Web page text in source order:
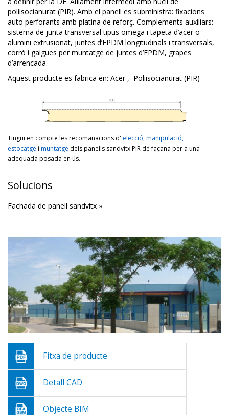
poliisocianurat (PIR). Amb el panell es subministra: fixacions
auto perforants amb platina de reforç. Complements auxiliars:
sistema de junta transversal tipus omega i tapeta d’acer o
alumini extrusionat, juntes d’EPDM longitudinals i transversals,
corró i galgues per muntatge de juntes d’EPDM, grapes
d’arrencada.
Aquest producte es fabrica en: Acer, Poliisocianurat (PIR)
Tingui en compte les recomanacions d' elecció,manipulació,
estocatge i muntatge dels panells sandvitx PIR de façana per a una
adequada posada en ús.
Solucions
Fachada de panell sandvitx »
Fitxa de producte
Detall CAD
Objecte BIM